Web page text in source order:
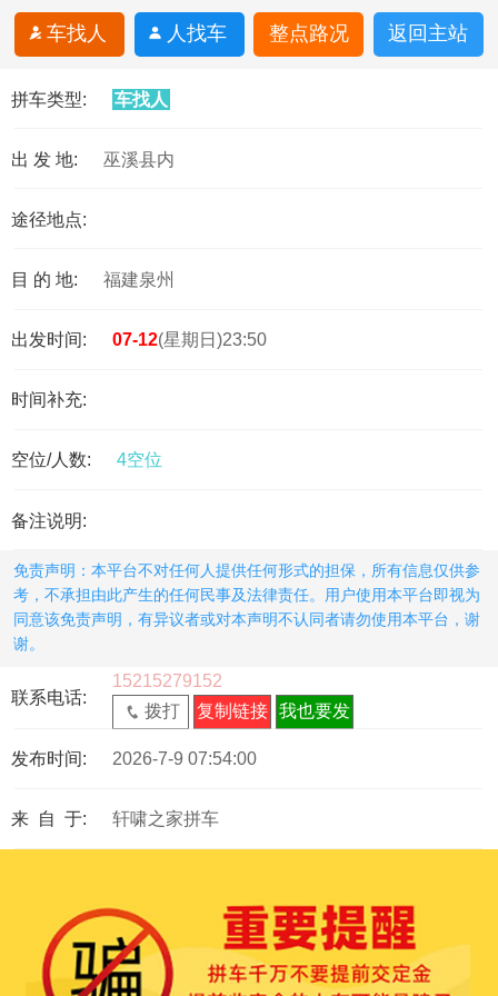
车找人 人找车 整点路况 返回主站
拼车类型: 车找人
出 发 地: 巫溪县内
途径地点:
目 的 地: 福建泉州
出发时间: 07-12(星期日)23:50
时间补充:
空位/人数: 4空位
备注说明:
免责声明：本平台不对任何人提供任何形式的担保，所有信息仅供参
考，不承担由此产生的任何民事及法律责任。用户使用本平台即视为
同意该免责声明，有异议者或对本声明不认同者请勿使用本平台，谢
谢。
联系电话:
15215279152
拨打
复制链接 我也要发
发布时间: 2026-7-9 07:54:00
来 自 于: 轩啸之家拼车